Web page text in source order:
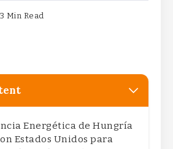
3 Min Read
Energética de Hungría
Estados Unidos para